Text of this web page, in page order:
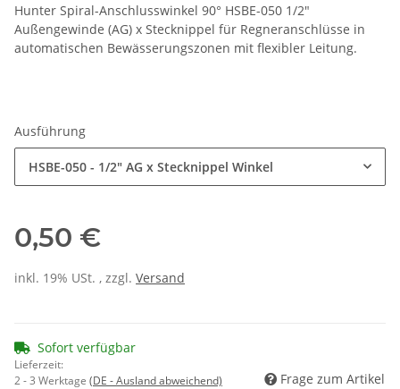
Hunter Spiral-Anschlusswinkel 90° HSBE-050 1/2"
Außengewinde (AG) x Stecknippel für Regneranschlüsse in
automatischen Bewässerungszonen mit flexibler Leitung.
Ausführung
HSBE-050 - 1/2" AG x Stecknippel Winkel
0,50 €
inkl. 19% USt. , zzgl. Versand
Sofort verfügbar
Lieferzeit:
2 - 3 Werktage (DE - Ausland abweichend) Frage zum Artikel